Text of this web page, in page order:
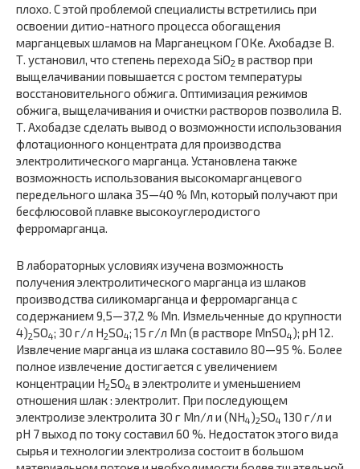
плохо. С этой проблемой специалисты встретились при
освоении дитио-натного процесса обогащения
марганцевых шламов на Марганецком ГОКе. Ахобадзе В.
Т. установил, что степень перехода SiO2 в раствор при
выщелачивании повышается с ростом температуры
восстановительного обжига. Оптимизация режимов
обжига, выщелачивания и очистки растворов позволила В.
Т. Ахобадзе сделать вывод о возможности использования
флотационного концентрата для производства
электролитического марганца. Установлена также
возможность использования высокомарганцевого
передельного шлака 35—40 % Mn, который получают при
бесфлюсовой плавке высокоуглеродистого
ферромарганца.
В лабораторных условиях изучена возможность
получения электролитического марганца из шлаков
производства силикомарганца и ферромарганца с
содержанием 9,5—37,2 % Mn. Измельченные до крупности
4)2SO4; 30 г/л H2SO4; 15 г/л Mn (в растворе MnSO4); pH 12.
Извлечение марганца из шлака составило 80—95 %. Более
полное извлечение достигается с увеличением
концентрации H2SO4 в электролите и уменьшением
отношения шлак : электролит. При последующем
электролизе электролита 30 г Mn/л и (NH4)2SO4 130 г/л и
pH 7 выход по току составил 60 %. Недостаток этого вида
сырья и технологии электролиза состоит в большом